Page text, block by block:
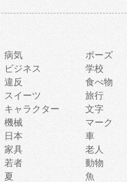
病気
ポーズ
ビジネス
学校
違反
食べ物
スイーツ
旅行
キャラクター
文字
機械
マーク
日本
車
家具
老人
若者
動物
夏 魚